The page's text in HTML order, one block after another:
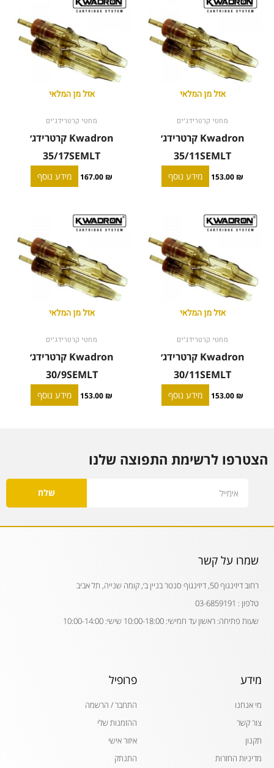
אזל מן המלאי
מחטי קרטרידג'ים
Kwadron קרטרידג׳
35/11SEMLT
153.00 ₪ מידע נוסף
אזל מן המלאי
מחטי קרטרידג'ים
Kwadron קרטרידג׳
35/17SEMLT
167.00 ₪ מידע נוסף
אזל מן המלאי
מחטי קרטרידג'ים
Kwadron קרטרידג׳
30/11SEMLT
153.00 ₪ מידע נוסף
אזל מן המלאי
מחטי קרטרידג'ים
Kwadron קרטרידג׳
30/9SEMLT
153.00 ₪ מידע נוסף
הצטרפו לרשימת התפוצה שלנו
שלח
שמרו על קשר
רחוב דיזינגוף 50, דיזינגוף סנטר בניין ב׳, קומה שנייה, תל אביב
טלפון : 03-6859191
שעות פתיחה: ראשון עד חמישי: 10:00-18:00 שישי: 10:00-14:00
מידע
מי אנחנו
צור קשר
תקנון
מדיניות החזרות
פרופיל
התחבר / הרשמה
ההזמנות שלי
איזור אישי
התנתק